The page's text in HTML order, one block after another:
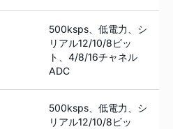
500ksps、低電力、シ
リアル12/10/8ビッ
ト、4/8/16チャネル
ADC
500ksps、低電力、シ
リアル12/10/8ビッ